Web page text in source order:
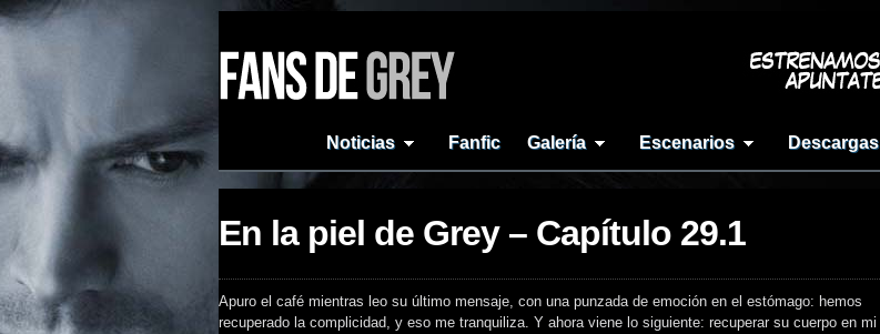
Noticias Fanfic Galería Escenarios Descargas
En la piel de Grey – Capítulo 29.1
Apuro el café mientras leo su último mensaje, con una punzada de emoción en el estómago: hemos
recuperado la complicidad, y eso me tranquiliza. Y ahora viene lo siguiente: recuperar su cuerpo en mi